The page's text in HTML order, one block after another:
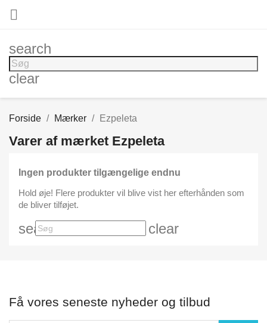

search
clear
Forside Mærker Ezpeleta
Varer af mærket Ezpeleta
Ingen produkter tilgængelige endnu
Hold øje! Flere produkter vil blive vist her efterhånden som
de bliver tilføjet.
search clear
Få vores seneste nyheder og tilbud